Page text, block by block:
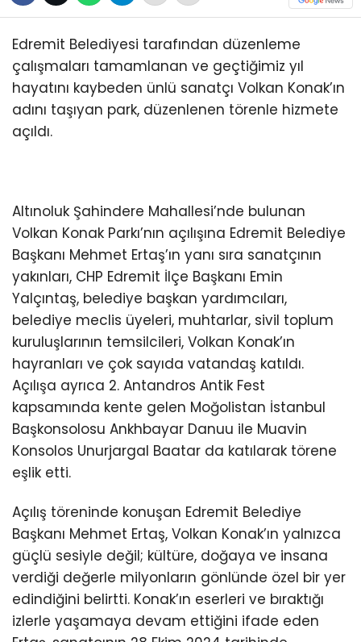
Edremit Belediyesi tarafından düzenleme
çalışmaları tamamlanan ve geçtiğimiz yıl
hayatını kaybeden ünlü sanatçı Volkan Konak’ın
adını taşıyan park, düzenlenen törenle hizmete
açıldı.
Altınoluk Şahindere Mahallesi’nde bulunan
Volkan Konak Parkı’nın açılışına Edremit Belediye
Başkanı Mehmet Ertaş’ın yanı sıra sanatçının
yakınları, CHP Edremit İlçe Başkanı Emin
Yalçıntaş, belediye başkan yardımcıları,
belediye meclis üyeleri, muhtarlar, sivil toplum
kuruluşlarının temsilcileri, Volkan Konak’ın
hayranları ve çok sayıda vatandaş katıldı.
Açılışa ayrıca 2. Antandros Antik Fest
kapsamında kente gelen Moğolistan İstanbul
Başkonsolosu Ankhbayar Danuu ile Muavin
Konsolos Unurjargal Baatar da katılarak törene
eşlik etti.
Açılış töreninde konuşan Edremit Belediye
Başkanı Mehmet Ertaş, Volkan Konak’ın yalnızca
güçlü sesiyle değil; kültüre, doğaya ve insana
verdiği değerle milyonların gönlünde özel bir yer
edindiğini belirtti. Konak’ın eserleri ve bıraktığı
izlerle yaşamaya devam ettiğini ifade eden